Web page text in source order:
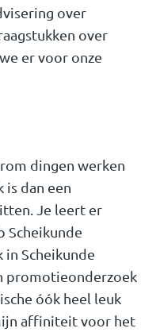
over
over
er voor onze
dingen werken
is dan een
Je leert er
Scheikunde
in Scheikunde
promotieonderzoek
óók heel leuk
affiniteit voor het